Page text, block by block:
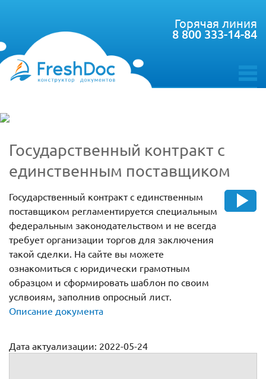
toggle
Горячая линия
8 800 333-14-84
Государственный контракт с
единственным поставщиком
Государственный контракт с единственным
поставщиком регламентируется специальным
федеральным законодательством и не всегда
требует организации торгов для заключения
такой сделки. На сайте вы можете
ознакомиться с юридически грамотным
образцом и сформировать шаблон по своим
услвоиям, заполнив опросный лист.
Описание документа
Дата актуализации: 2022-05-24